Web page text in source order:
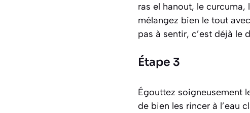
ras el hanout, le curcuma,
mélangez bien le tout
pas à sentir, c’est déjà le
Étape 3
Égouttez soigneusement
de bien les rincer à l’eau